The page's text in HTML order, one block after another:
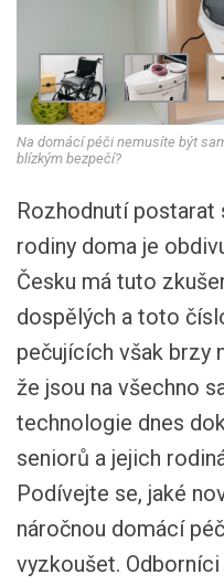
Na domácí péči nemusíte být
blízkým bezpečí?
Rozhodnutí postarat
rodiny doma je
Česku má tuto
dospělých a toto
pečujících však brzy
že jsou na všechno
technologie dnes
seniorů a jejich
Podívejte se, jaké
náročnou domácí
vyzkoušet.